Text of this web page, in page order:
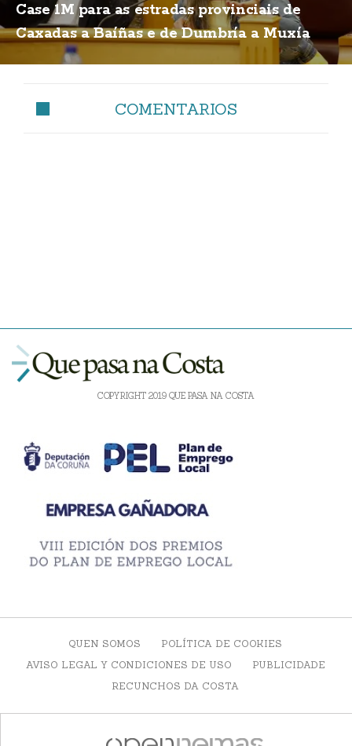
Case 1M para as estradas provinciais de
Caxadas a Baíñas e de Dumbría a Muxía
COMENTARIOS
COPYRIGHT 2019 QUE PASA NA COSTA
QUEN SOMOS
POLÍTICA DE COOKIES
AVISO LEGAL Y CONDICIONES DE USO
PUBLICIDADE
RECUNCHOS DA COSTA